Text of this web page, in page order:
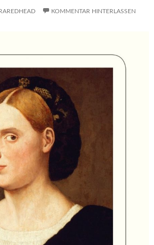
KOMMENTAR HINTERLASSEN